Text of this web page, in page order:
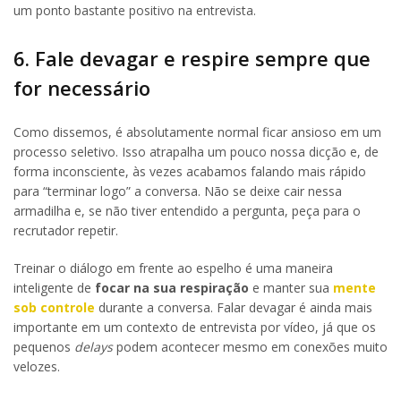
um ponto bastante positivo na entrevista.
6. Fale devagar e respire sempre que
for necessário
Como dissemos, é absolutamente normal ficar ansioso em um
processo seletivo. Isso atrapalha um pouco nossa dicção e, de
forma inconsciente, às vezes acabamos falando mais rápido
para “terminar logo” a conversa. Não se deixe cair nessa
armadilha e, se não tiver entendido a pergunta, peça para o
recrutador repetir.
Treinar o diálogo em frente ao espelho é uma maneira
inteligente de focar na sua respiração e manter sua mente
sob controle durante a conversa. Falar devagar é ainda mais
importante em um contexto de entrevista por vídeo, já que os
pequenos delayspodem acontecer mesmo em conexões muito
velozes.